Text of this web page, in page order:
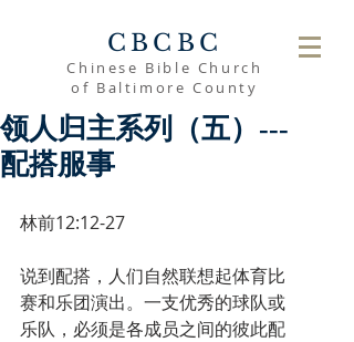
CBCBC
Chinese Bible Church
of Baltimore County
领人归主系列（五）---
配搭服事
林前12:12-27
说到配搭，人们自然联想起体育比
赛和乐团演出。一支优秀的球队或
乐队，必须是各成员之间的彼此配